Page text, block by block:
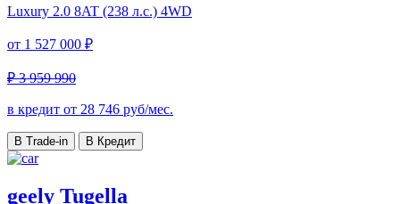
Luxury 2.0 8AT (238 л.с.) 4WD
от 1 527 000 ₽
₽ 3 959 990
в кредит от 28 746 руб/мес.
В Trade-in В Кредит
geely Tugella